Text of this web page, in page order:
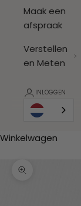
Maak een
afspraak
Verstellen
en Meten
INLOGGEN
Winkelwagen
In-/uitzoomen